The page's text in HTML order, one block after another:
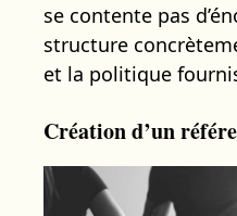
se contente pas
structure
et la politique
Création d’un